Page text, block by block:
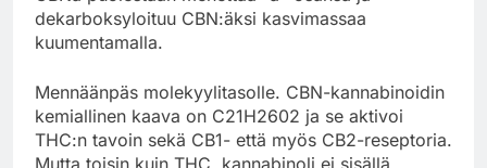
dekarboksyloituu CBN:äksi kasvimassaa
kuumentamalla.
Mennäänpäs molekyylitasolle. CBN-kannabinoidin
kemiallinen kaava on C21H2602 ja se aktivoi
THC:n tavoin sekä CB1- että myös CB2-reseptoria.
Mutta toisin kuin THC, kannabinoli ei sisällä